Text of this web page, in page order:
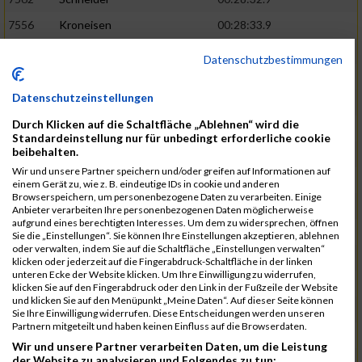
7556
Kroneisen
00:28:33.9
7540
7712
Welter
7670
Hensel
00:29:09.1
7507
Pingen
7730
Planta
00:29:23.6
7641
Heit
00:29:24.1
7682
Klein 00:29:34.6
02:28:48
7732
Samson
00:29:36.6
7544
Faltenbacher
00:29:46.5
7456
Jacobi
00:29:47.1
Lagally
Datenschutzbestimmungen
Datenschutzeinstellungen
Durch Klicken auf die Schaltfläche „Ablehnen“ wird die
Standardeinstellung nur für unbedingt erforderliche cookie
beibehalten.
Wir und unsere Partner speichern und/oder greifen auf Informationen auf
einem Gerät zu, wie z. B. eindeutige IDs in cookie und anderen
Browserspeichern, um personenbezogene Daten zu verarbeiten. Einige
Anbieter verarbeiten Ihre personenbezogenen Daten möglicherweise
aufgrund eines berechtigten Interesses. Um dem zu widersprechen, öffnen
Sie die „Einstellungen“. Sie können Ihre Einstellungen akzeptieren, ablehnen
oder verwalten, indem Sie auf die Schaltfläche „Einstellungen verwalten“
klicken oder jederzeit auf die Fingerabdruck-Schaltfläche in der linken
unteren Ecke der Website klicken. Um Ihre Einwilligung zu widerrufen,
klicken Sie auf den Fingerabdruck oder den Link in der Fußzeile der Website
und klicken Sie auf den Menüpunkt „Meine Daten“. Auf dieser Seite können
Sie Ihre Einwilligung widerrufen. Diese Entscheidungen werden unseren
Partnern mitgeteilt und haben keinen Einfluss auf die Browserdaten.
Wir und unsere Partner verarbeiten Daten, um die Leistung